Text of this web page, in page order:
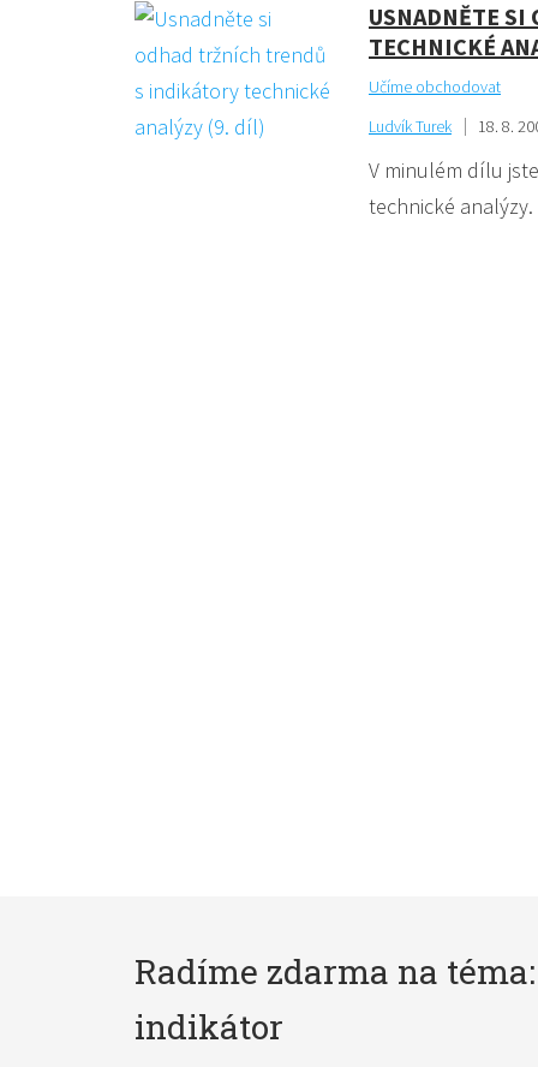
USNADNĚTE
TECHNICKÉ
Učíme obchodovat
Ludvík Turek
18. 8.
V minulém dílu
technické
Radíme zdarma na téma:
indikátor